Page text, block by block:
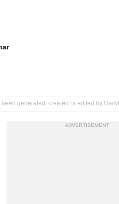
been generated, created or edited by
ADVERTISEMENT